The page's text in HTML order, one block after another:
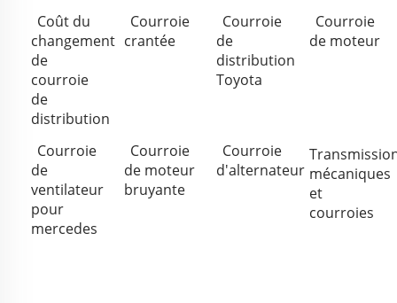
Coût du
changement
de
courroie
de
distribution
Courroie
crantée
Courroie
de
distribution
Toyota
Courroie
de moteur
Courroie
de
ventilateur
pour
mercedes
Courroie
de moteur
bruyante
Courroie
d'alternateur mécaniques
et
courroies